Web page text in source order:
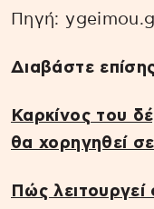
Πηγή:
Διαβάστε
Καρκίνος του
θα χορηγηθεί
Πώς